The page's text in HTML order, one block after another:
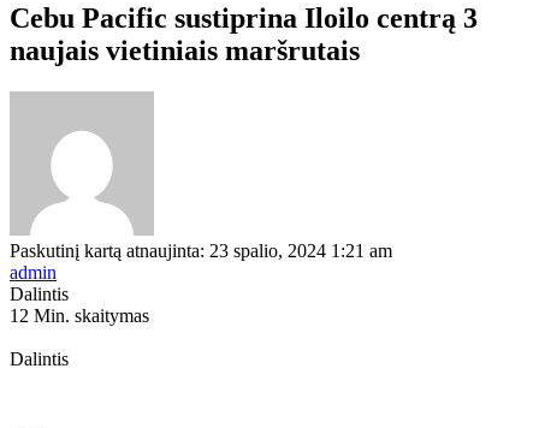
Cebu Pacific sustiprina Iloilo centrą 3
naujais vietiniais maršrutais
Paskutinį kartą atnaujinta: 23 spalio, 2024 1:21 am
admin
Dalintis
12 Min. skaitymas
Dalintis